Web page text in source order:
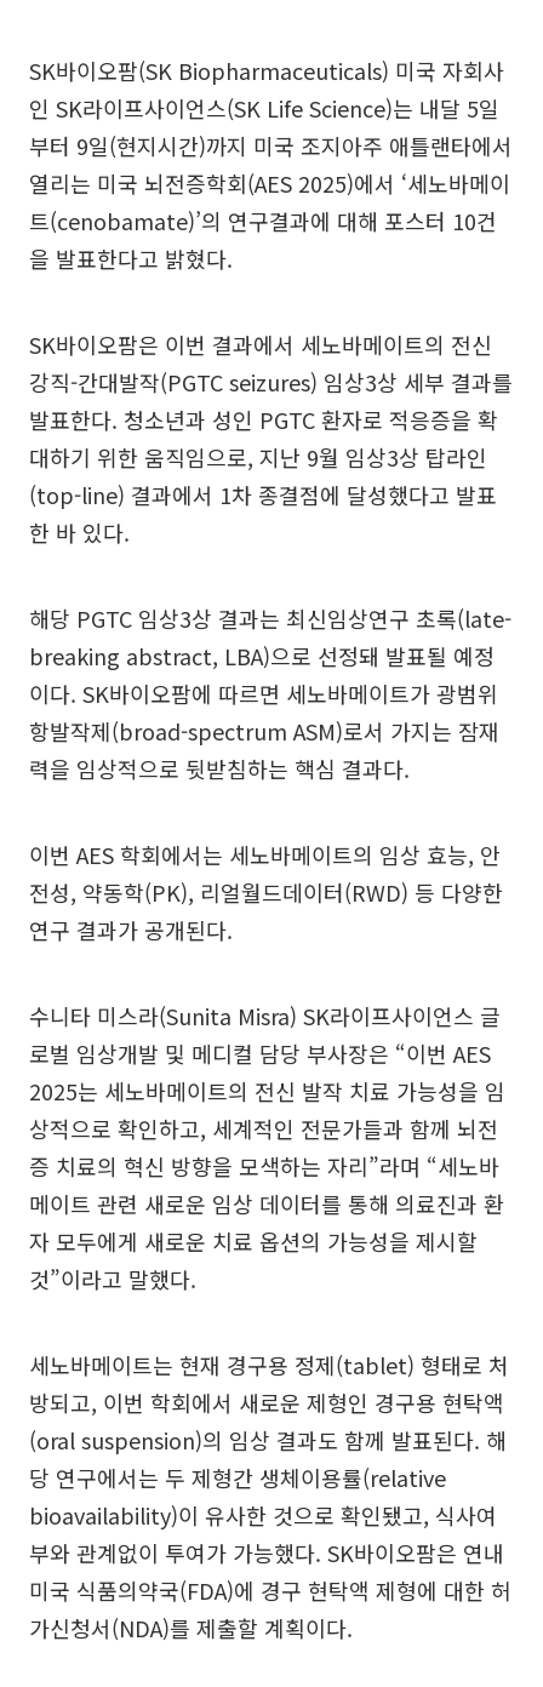
SK바이오팜(SK Biopharmaceuticals) 미국 자회사
인 SK라이프사이언스(SK Life Science)는 내달 5일
부터 9일(현지시간)까지 미국 조지아주 애틀랜타에서
열리는 미국 뇌전증학회(AES 2025)에서 ‘세노바메이
트(cenobamate)’의 연구결과에 대해 포스터 10건
을 발표한다고 밝혔다.
SK바이오팜은 이번 결과에서 세노바메이트의 전신
강직-간대발작(PGTC seizures) 임상3상 세부 결과를
발표한다. 청소년과 성인 PGTC 환자로 적응증을 확
대하기 위한 움직임으로, 지난 9월 임상3상 탑라인
(top-line) 결과에서 1차 종결점에 달성했다고 발표
한 바 있다.
해당 PGTC 임상3상 결과는 최신임상연구 초록(late-
breaking abstract, LBA)으로 선정돼 발표될 예정
이다. SK바이오팜에 따르면 세노바메이트가 광범위
항발작제(broad-spectrum ASM)로서 가지는 잠재
력을 임상적으로 뒷받침하는 핵심 결과다.
이번 AES 학회에서는 세노바메이트의 임상 효능, 안
전성, 약동학(PK), 리얼월드데이터(RWD) 등 다양한
연구 결과가 공개된다.
수니타 미스라(Sunita Misra) SK라이프사이언스 글
로벌 임상개발 및 메디컬 담당 부사장은 “이번 AES
2025는 세노바메이트의 전신 발작 치료 가능성을 임
상적으로 확인하고, 세계적인 전문가들과 함께 뇌전
증 치료의 혁신 방향을 모색하는 자리”라며 “세노바
메이트 관련 새로운 임상 데이터를 통해 의료진과 환
자 모두에게 새로운 치료 옵션의 가능성을 제시할
것”이라고 말했다.
세노바메이트는 현재 경구용 정제(tablet) 형태로 처
방되고, 이번 학회에서 새로운 제형인 경구용 현탁액
(oral suspension)의 임상 결과도 함께 발표된다. 해
당 연구에서는 두 제형간 생체이용률(relative
bioavailability)이 유사한 것으로 확인됐고, 식사여
부와 관계없이 투여가 가능했다. SK바이오팜은 연내
미국 식품의약국(FDA)에 경구 현탁액 제형에 대한 허
가신청서(NDA)를 제출할 계획이다.